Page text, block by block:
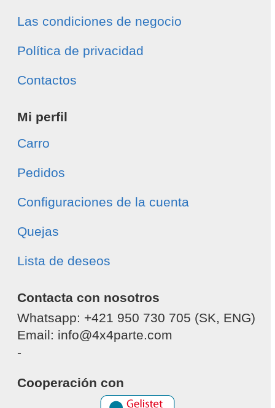
Las condiciones de negocio
Política de privacidad
Contactos
Mi perfil
Carro
Pedidos
Configuraciones de la cuenta
Quejas
Lista de deseos
Contacta con nosotros
Whatsapp: +421 950 730 705 (SK, ENG)
Email: info@4x4parte.com
-
Cooperación con